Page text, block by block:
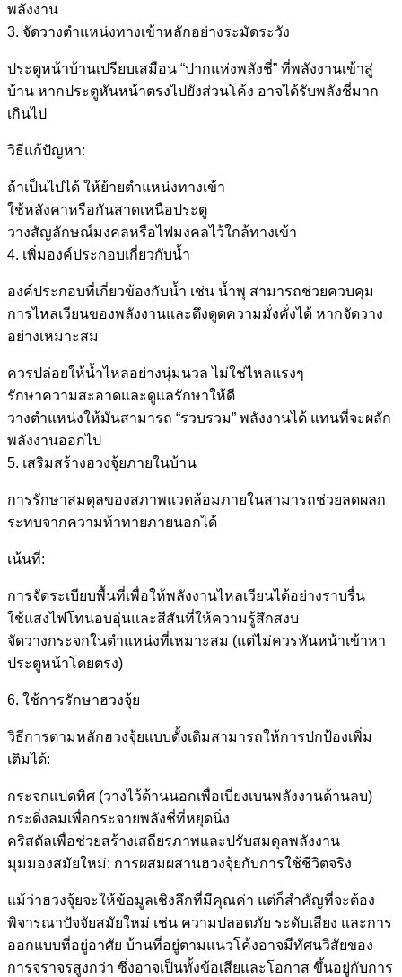
พลังงาน
3. จัดวางตำแหน่งทางเข้าหลักอย่างระมัดระวัง
ประตูหน้าบ้านเปรียบเสมือน “ปากแห่งพลังชี่” ที่พลังงานเข้าสู่
บ้าน หากประตูหันหน้าตรงไปยังส่วนโค้ง อาจได้รับพลังชี่มาก
เกินไป
วิธีแก้ปัญหา:
ถ้าเป็นไปได้ ให้ย้ายตำแหน่งทางเข้า
ใช้หลังคาหรือกันสาดเหนือประตู
วางสัญลักษณ์มงคลหรือไฟมงคลไว้ใกล้ทางเข้า
4. เพิ่มองค์ประกอบเกี่ยวกับน้ำ
องค์ประกอบที่เกี่ยวข้องกับน้ำ เช่น น้ำพุ สามารถช่วยควบคุม
การไหลเวียนของพลังงานและดึงดูดความมั่งคั่งได้ หากจัดวาง
อย่างเหมาะสม
ควรปล่อยให้น้ำไหลอย่างนุ่มนวล ไม่ใช่ไหลแรงๆ
รักษาความสะอาดและดูแลรักษาให้ดี
วางตำแหน่งให้มันสามารถ “รวบรวม” พลังงานได้ แทนที่จะผลัก
พลังงานออกไป
5. เสริมสร้างฮวงจุ้ยภายในบ้าน
การรักษาสมดุลของสภาพแวดล้อมภายในสามารถช่วยลดผลก
ระทบจากความท้าทายภายนอกได้
เน้นที่:
การจัดระเบียบพื้นที่เพื่อให้พลังงานไหลเวียนได้อย่างราบรื่น
ใช้แสงไฟโทนอบอุ่นและสีสันที่ให้ความรู้สึกสงบ
จัดวางกระจกในตำแหน่งที่เหมาะสม (แต่ไม่ควรหันหน้าเข้าหา
ประตูหน้าโดยตรง)
6. ใช้การรักษาฮวงจุ้ย
วิธีการตามหลักฮวงจุ้ยแบบดั้งเดิมสามารถให้การปกป้องเพิ่ม
เติมได้:
กระจกแปดทิศ (วางไว้ด้านนอกเพื่อเบี่ยงเบนพลังงานด้านลบ)
กระดิ่งลมเพื่อกระจายพลังชี่ที่หยุดนิ่ง
คริสตัลเพื่อช่วยสร้างเสถียรภาพและปรับสมดุลพลังงาน
มุมมองสมัยใหม่: การผสมผสานฮวงจุ้ยกับการใช้ชีวิตจริง
แม้ว่าฮวงจุ้ยจะให้ข้อมูลเชิงลึกที่มีคุณค่า แต่ก็สำคัญที่จะต้อง
พิจารณาปัจจัยสมัยใหม่ เช่น ความปลอดภัย ระดับเสียง และการ
ออกแบบที่อยู่อาศัย บ้านที่อยู่ตามแนวโค้งอาจมีทัศนวิสัยของ
การจราจรสูงกว่า ซึ่งอาจเป็นทั้งข้อเสียและโอกาส ขึ้นอยู่กับการ